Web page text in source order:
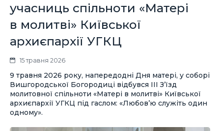
учасниць спільноти «Матері
в молитві» Київської
архиєпархії УГКЦ
15 травня 2026
9 травня 2026 року, напередодні Дня матері, у соборі
Вишгородської Богородиці відбувся ІІІ З’їзд
молитовної спільноти «Матері в молитві» Київської
архиєпархії УГКЦ під гаслом: «Любов’ю служіть один
одному».